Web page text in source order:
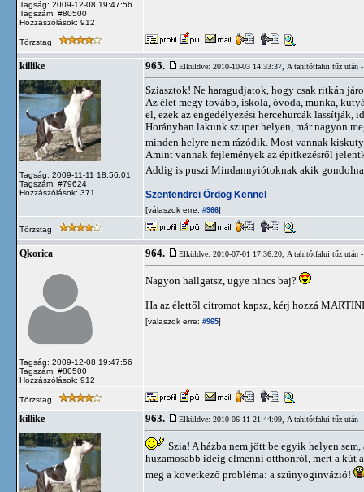
Tagság: 2009-12-08 19:47:56
Tagszám: #80500
Hozzászólások: 912
Törzstag
killike
Tagság: 2009-11-11 18:56:01
Tagszám: #79624
Hozzászólások: 371
965. Elküldve: 2010-10-03 14:33:37, A tahitótfalui tűz után
Sziasztok! Ne haragudjatok, hogy csak ritkán
Az élet megy tovább, iskola, óvoda, munka,
el, ezek az engedélyezési hercehurcák lassítják,
Horányban lakunk szuper helyen, már nagyon
minden helyre nem rázódik. Most vannak
Amint vannak fejlemények az építkezésről
Addig is puszi Mindannyiótoknak akik
Szentendrei Ördög Kennel
[válaszok erre: #966]
Törzstag
Qkorica
Tagság: 2009-12-08 19:47:56
Tagszám: #80500
Hozzászólások: 912
964. Elküldve: 2010-07-01 17:36:20, A tahitótfalui tűz után
Nagyon hallgatsz, ugye nincs baj?
Ha az élettől citromot kapsz, kérj hozzá
[válaszok erre: #965]
Törzstag
killike 963. Elküldve: 2010-06-11 21:44:09, A tahitótfalui tűz után
Szia! A házba nem jött be egyik helyen
huzamosabb ideig elmenni otthonról, mert a kút
meg a következő probléma: a szúnyoginvázió!